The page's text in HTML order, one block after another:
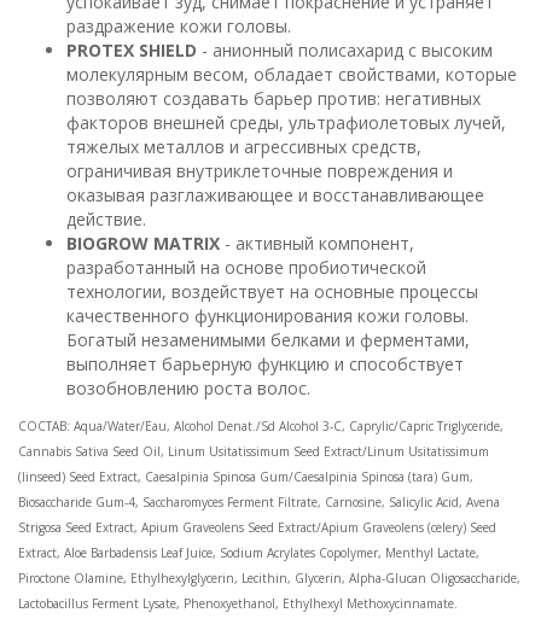
раздражение кожи головы.
PROTEX SHIELD - анионный полисахарид с высоким
молекулярным весом, обладает свойствами, которые
позволяют создавать барьер против: негативных
факторов внешней среды, ультрафиолетовых лучей,
тяжелых металлов и агрессивных средств,
ограничивая внутриклеточные повреждения и
оказывая разглаживающее и восстанавливающее
действие.
BIOGROW MATRIX - активный компонент,
разработанный на основе пробиотической
технологии, воздействует на основные процессы
качественного функционирования кожи головы.
Богатый незаменимыми белками и ферментами,
выполняет барьерную функцию и способствует
возобновлению роста волос.
СОСТАВ: Aqua/Water/Eau, Alcohol Denat./Sd Alcohol 3-C, Caprylic/Capric Triglyceride,
Cannabis Sativa Seed Oil, Linum Usitatissimum Seed Extract/Linum Usitatissimum
(linseed) Seed Extract, Caesalpinia Spinosa Gum/Caesalpinia Spinosa (tara) Gum,
Biosaccharide Gum-4, Saccharomyces Ferment Filtrate, Carnosine, Salicylic Acid, Avena
Strigosa Seed Extract, Apium Graveolens Seed Extract/Apium Graveolens (celery) Seed
Extract, Aloe Barbadensis Leaf Juice, Sodium Acrylates Copolymer, Menthyl Lactate,
Piroctone Olamine, Ethylhexylglycerin, Lecithin, Glycerin, Alpha-Glucan Oligosaccharide,
Lactobacillus Ferment Lysate, Phenoxyethanol, Ethylhexyl Methoxycinnamate.